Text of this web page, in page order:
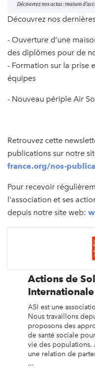
Découvrez nos actus : maison
Découvrez nos
- Ouverture d’une
des diplômes pour de
- Formation sur la prise
équipes
- Nouveau périple Air
Retrouvez cette
publications sur notre
france.org/nos-
Pour recevoir
l'association et ses
depuis notre site web:
Actions de
Internationale
ASI est une
Nous travaillons
proposons des
de santé sociale
vie des populations.
une relation de
...